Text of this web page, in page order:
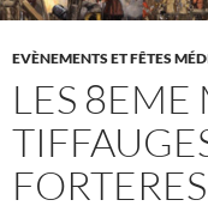
EVÈNEMENTS ET FÊTES
LES 8EME